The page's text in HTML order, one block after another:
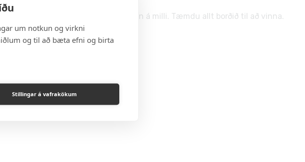
um notkun og virkni
og til að bæta efni og birta
Stillingar á vafrakökum
para sín á milli. Tæmdu allt borðið til að vinna.